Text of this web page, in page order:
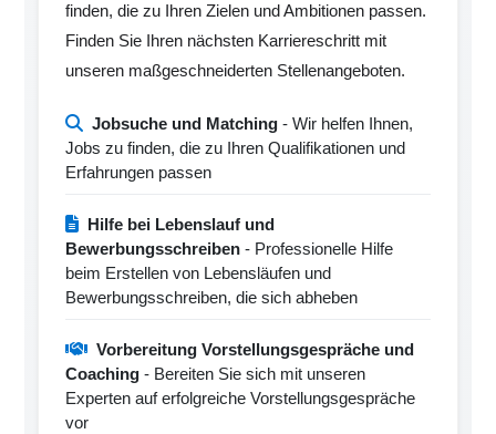
finden, die zu Ihren Zielen und Ambitionen passen.
Finden Sie Ihren nächsten Karriereschritt mit
unseren maßgeschneiderten Stellenangeboten.
Jobsuche und Matching - Wir helfen Ihnen,
Jobs zu finden, die zu Ihren Qualifikationen und
Erfahrungen passen
Hilfe bei Lebenslauf und
Bewerbungsschreiben - Professionelle Hilfe
beim Erstellen von Lebensläufen und
Bewerbungsschreiben, die sich abheben
Vorbereitung Vorstellungsgespräche und
Coaching - Bereiten Sie sich mit unseren
Experten auf erfolgreiche Vorstellungsgespräche
vor